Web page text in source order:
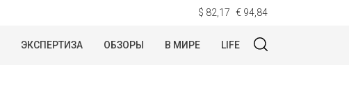
$ 82,17 € 94,84
ЭКСПЕРТИЗА ОБЗОРЫ В МИРЕ LIFE